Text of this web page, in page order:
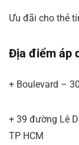
Ưu đãi cho thẻ
Địa điểm áp
+ Boulevard –
+ 39 đường Lê
TP HCM